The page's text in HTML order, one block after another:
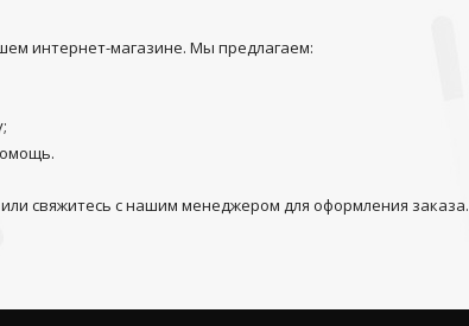
интернет-магазине. Мы предлагаем:
свяжитесь с нашим менеджером для оформления заказа.